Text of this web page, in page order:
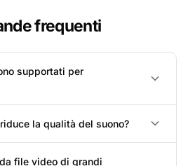
frequenti
supportati per
la qualità del suono?
file video di grandi